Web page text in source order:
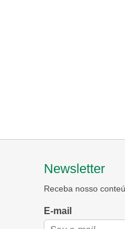
Newsletter
Receba nosso
E-mail